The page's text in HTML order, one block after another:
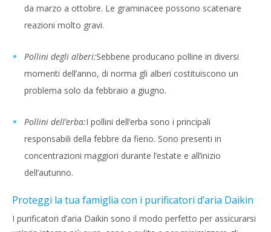
da marzo a ottobre. Le graminacee possono scatenare
reazioni molto gravi.
Pollini degli alberi:Sebbene producano polline in diversi
momenti dell’anno, di norma gli alberi costituiscono un
problema solo da febbraio a giugno.
Pollini dell’erba:I pollini dell’erba sono i principali
responsabili della febbre da fieno. Sono presenti in
concentrazioni maggiori durante l’estate e all’inizio
dell’autunno.
Proteggi la tua famiglia con i purificatori d’aria Daikin
I purificatori d’aria Daikin sono il modo perfetto per assicurarsi